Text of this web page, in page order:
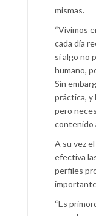
mismas.
“Vivimos
cada día
si algo no
humano,
Sin
práctica, y
pero
contenido
A su vez
efectiva
perfiles
“Es